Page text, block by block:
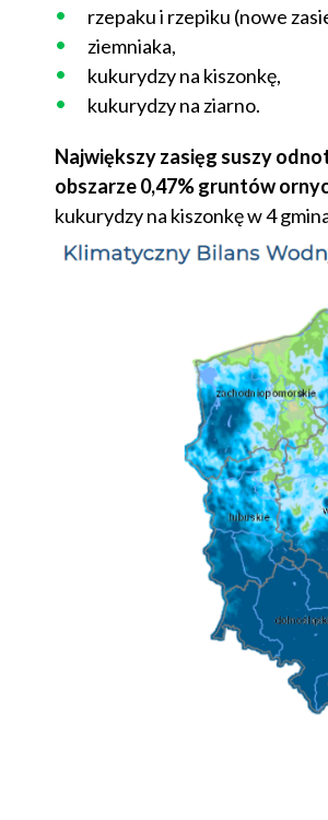
rzepaku i rzepiku (nowe
ziemniaka,
kukurydzy na kiszonkę,
kukurydzy na ziarno.
Największy zasięg suszy
obszarze 0,47% gruntów
kukurydzy na kiszonkę w 4